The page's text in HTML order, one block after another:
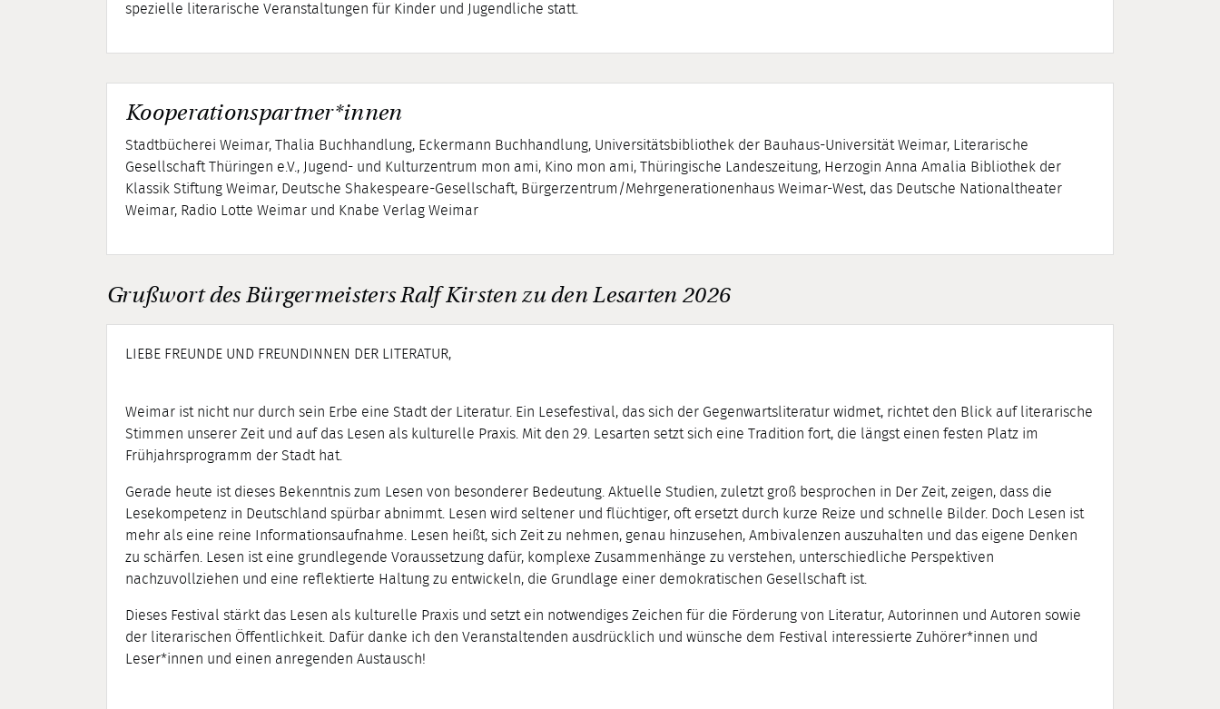
spezielle literarische Veranstaltungen für Kinder und Jugendliche statt.
Kooperationspartner*innen
Stadtbücherei Weimar, Thalia Buchhandlung, Eckermann Buchhandlung, Universitätsbibliothek der Bauhaus-Universität Weimar, Literarische
Gesellschaft Thüringen e.V., Jugend- und Kulturzentrum mon ami, Kino mon ami, Thüringische Landeszeitung, Herzogin Anna Amalia Bibliothek der
Klassik Stiftung Weimar, Deutsche Shakespeare-Gesellschaft, Bürgerzentrum/Mehrgenerationenhaus Weimar-West, das Deutsche Nationaltheater
Weimar, Radio Lotte Weimar und Knabe Verlag Weimar
Grußwort des Bürgermeisters Ralf Kirsten zu den Lesarten 2026
LIEBE FREUNDE UND FREUNDINNEN DER LITERATUR,
Weimar ist nicht nur durch sein Erbe eine Stadt der Literatur. Ein Lesefestival, das sich der Gegenwartsliteratur widmet, richtet den Blick auf literarische
Stimmen unserer Zeit und auf das Lesen als kulturelle Praxis. Mit den 29. Lesarten setzt sich eine Tradition fort, die längst einen festen Platz im
Frühjahrsprogramm der Stadt hat.
Gerade heute ist dieses Bekenntnis zum Lesen von besonderer Bedeutung. Aktuelle Studien, zuletzt groß besprochen in Der Zeit, zeigen, dass die
Lesekompetenz in Deutschland spürbar abnimmt. Lesen wird seltener und flüchtiger, oft ersetzt durch kurze Reize und schnelle Bilder. Doch Lesen ist
mehr als eine reine Informationsaufnahme. Lesen heißt, sich Zeit zu nehmen, genau hinzusehen, Ambivalenzen auszuhalten und das eigene Denken
zu schärfen. Lesen ist eine grundlegende Voraussetzung dafür, komplexe Zusammenhänge zu verstehen, unterschiedliche Perspektiven
nachzuvollziehen und eine reflektierte Haltung zu entwickeln, die Grundlage einer demokratischen Gesellschaft ist.
Dieses Festival stärkt das Lesen als kulturelle Praxis und setzt ein notwendiges Zeichen für die Förderung von Literatur, Autorinnen und Autoren sowie
der literarischen Öffentlichkeit. Dafür danke ich den Veranstaltenden ausdrücklich und wünsche dem Festival interessierte Zuhörer*innen und
Leser*innen und einen anregenden Austausch!